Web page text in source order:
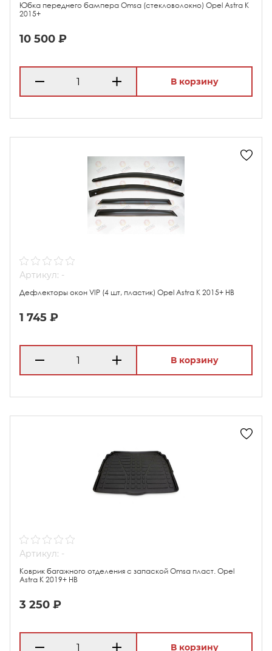
Юбка переднего бампера Omsa (стекловолокно) Opel Astra K
2015+
10 500 ₽
В корзину
Артикул: -
Дефлекторы окон VIP (4 шт, пластик) Opel Astra K 2015+ HB
1 745 ₽
В корзину
Артикул: -
Коврик багажного отделения с запаской Omsa пласт. Opel
Astra K 2019+ HB
3 250 ₽
В корзину